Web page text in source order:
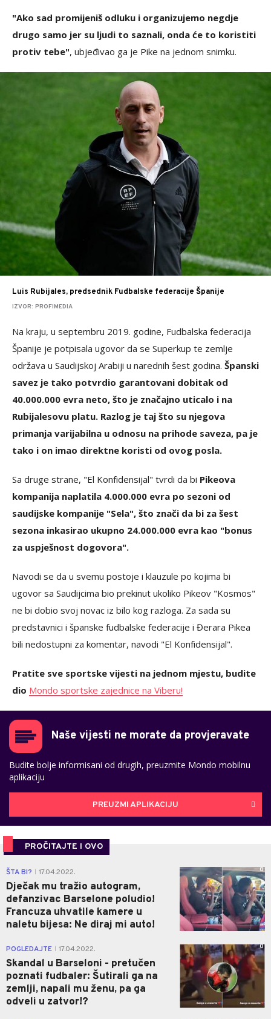
"Ako sad promijeniš odluku i organizujemo negdje
drugo samo jer su ljudi to saznali, onda će to koristiti
protiv tebe", ubjeđivao ga je Pike na jednom snimku.
Luis Rubijales, predsednik Fudbalske federacije Španije
IZVOR: PROFIMEDIA
Na kraju, u septembru 2019. godine, Fudbalska federacija
Španije je potpisala ugovor da se Superkup te zemlje
održava u Saudijskoj Arabiji u narednih šest godina. Španski
savez je tako potvrdio garantovani dobitak od
40.000.000 evra neto, što je značajno uticalo i na
Rubijalesovu platu. Razlog je taj što su njegova
primanja varijabilna u odnosu na prihode saveza, pa je
tako i on imao direktne koristi od ovog posla.
Sa druge strane, "El Konfidensijal" tvrdi da bi Pikeova
kompanija naplatila 4.000.000 evra po sezoni od
saudijske kompanije "Sela", što znači da bi za šest
sezona inkasirao ukupno 24.000.000 evra kao "bonus
za uspješnost dogovora".
Navodi se da u svemu postoje i klauzule po kojima bi
ugovor sa Saudijcima bio prekinut ukoliko Pikeov "Kosmos"
ne bi dobio svoj novac iz bilo kog razloga. Za sada su
predstavnici i španske fudbalske federacije i Đerara Pikea
bili nedostupni za komentar, navodi "El Konfidensijal".
Pratite sve sportske vijesti na jednom mjestu, budite
dio Mondo sportske zajednice na Viberu!
Naše vijesti ne morate da provjeravate
Budite bolje informisani od drugih, preuzmite Mondo mobilnu
aplikaciju
PREUZMI APLIKACIJU
PROČITAJTE I OVO
ŠTA BI? 17.04.2022.
Dječak mu tražio autogram,
defanzivac Barselone poludio!
Francuza uhvatile kamere u
naletu bijesa: Ne diraj mi auto!
0
POGLEDAJTE 17.04.2022.
Skandal u Barseloni - pretučen
poznati fudbaler: Šutirali ga na
zemlji, napali mu ženu, pa ga
odveli u zatvor!?
0